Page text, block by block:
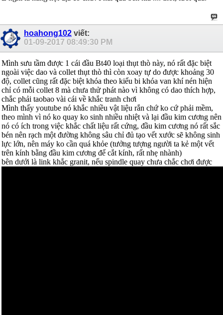
hoahong102 viết:
01-09-2017 08:49:30 PM
Mình sưu tầm được 1 cái đầu Bt40 loại thụt thò này, nó rất đặc biệt
ngoài việc dao và collet thụt thò thì còn xoay tự do được khoảng 30
độ, collet cũng rất đặc biệt khóa theo kiểu bi khóa van khí nén hiện
chỉ có mỗi collet 8 mà chưa thử phát nào vì không có dao thích hợp,
chắc phải taobao vài cái về khắc tranh chơi
Mình thấy youtube nó khắc nhiều vật liệu rắn chứ ko cứ phải mềm,
theo mình vì nó ko quay ko sinh nhiều nhiệt và lại đầu kim cương nên
nó có ích trong việc khắc chất liệu rất cứng, đầu kim cương nó rất sắc
bén nên rạch một đường không sâu chỉ đủ tạo vết xước sẽ không sinh
lực lớn, nên máy ko cần quá khỏe (tưởng tượng người ta kẻ một vết
trên kính bằng đầu kim cương để cắt kính, rất nhẹ nhành)
bên dưới là link khắc granit, nếu spindle quay chưa chắc chơi được